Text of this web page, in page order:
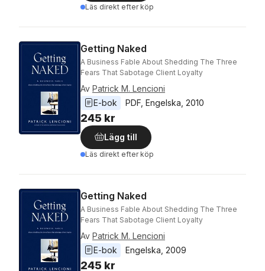
Läs direkt efter köp
Getting Naked
A Business Fable About Shedding The Three
Fears That Sabotage Client Loyalty
Av Patrick M. Lencioni
E-bok
PDF Engelska 2010
245 kr
Lägg till
Läs direkt efter köp
Getting Naked
A Business Fable About Shedding The Three
Fears That Sabotage Client Loyalty
Av Patrick M. Lencioni
E-bok
Engelska 2009
245 kr